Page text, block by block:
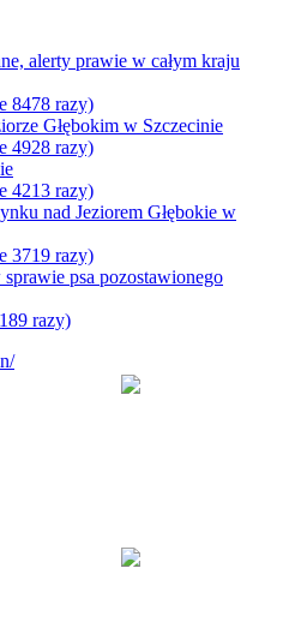
alerty prawie w całym kraju
8478 razy)
Głębokim w Szczecinie
4928 razy)
4213 razy)
nad Jeziorem Głębokie w
3719 razy)
psa pozostawionego
razy)